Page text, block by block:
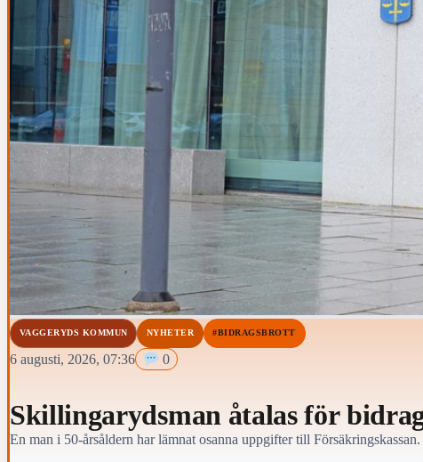
VAGGERYDS KOMMUN NYHETER #BIDRAGSBROTT
6 augusti, 2026, 07:36 0
Skillingarydsman åtalas för
En man i 50-årsåldern har lämnat osanna uppgifter till Försäkringskassan.